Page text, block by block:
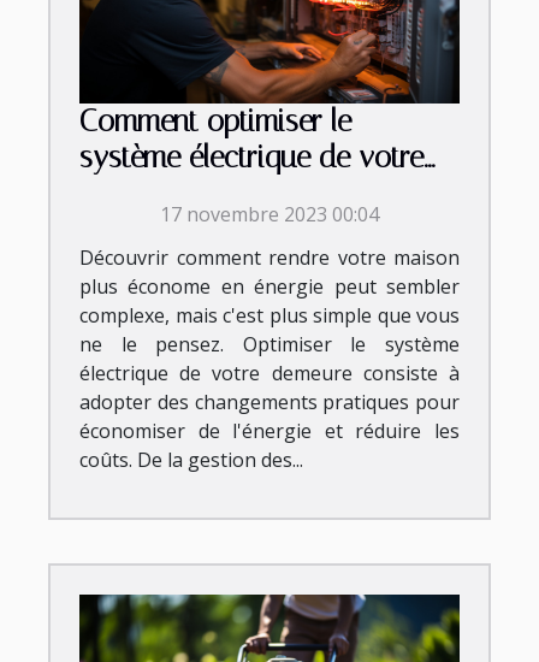
Comment optimiser le
système électrique de votre
17 novembre 2023 00:04
Découvrir comment rendre votre maison
plus économe en énergie peut sembler
complexe, mais c'est plus simple que vous
ne le pensez. Optimiser le système
électrique de votre demeure consiste à
adopter des changements pratiques pour
économiser de l'énergie et réduire les
coûts. De la gestion des...